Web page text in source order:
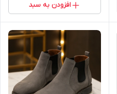
افزودن به سبد